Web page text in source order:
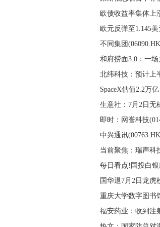
欧债收益率集体上
欧元反弹至1.145
不同集团
和府捞面3.0：一场
北纬科技：预计上
SpaceX估值2.2万
生意社：7月2日无
即时：网誉科技
中兴通讯
当前聚焦：瑞声科
每日看点!国投白
国华退7月2日龙虎
重庆大学数字图书
福安药业：收到注